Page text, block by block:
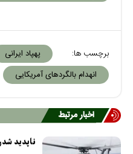
برچسب ها: پهپاد ایرانی
انهدام بالگردهای آمریکایی
اخبار مرتبط
ناپدید شدن